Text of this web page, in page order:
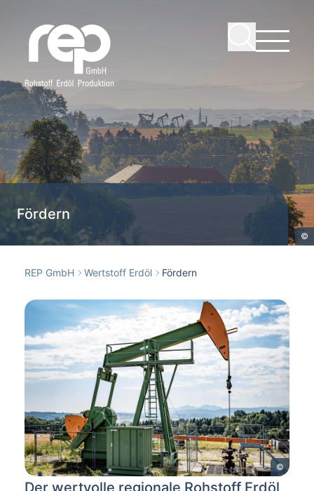
©
Fördern
REP GmbH Wertstoff Erdöl Fördern
©
Der wertvolle regionale Rohstoff Erdöl